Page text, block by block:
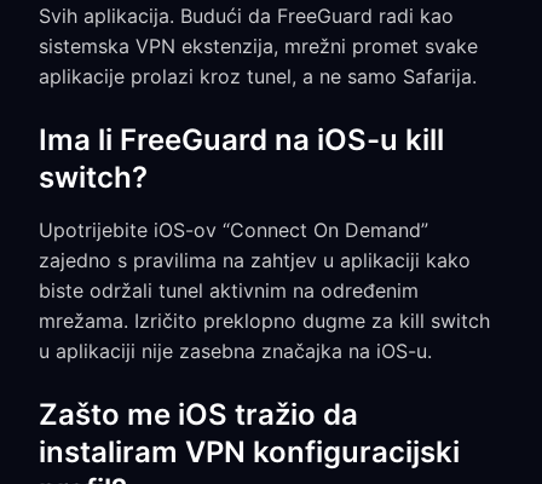
Sviһ aplikacija. Budući da FreeGuard radi kao
sistemska VPN ekstenzija, mrežni promet svake
aplikacije prolazi kroz tunel, a ne samo Safarija.
Ima li FreeGuard na iOS-u kill
switch?
Upotrijebite iOS-ov “Connect On Demand”
zajedno s pravilima na zahtjev u aplikaciji kako
biste održali tunel aktivnim na određenim
mrežama. Izričito preklopno dugme za kill switch
u aplikaciji nije zasebna značajka na iOS-u.
Zašto me iOS tražio da
instaliram VPN konfiguracijski